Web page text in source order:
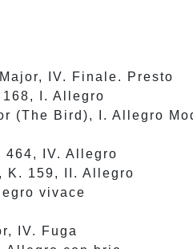
IV. Finale. Presto
I. Allegro
(The Bird), I. Allegro
464, IV. Allegro
K. 159, II. Allegro
vivace
IV. Fuga